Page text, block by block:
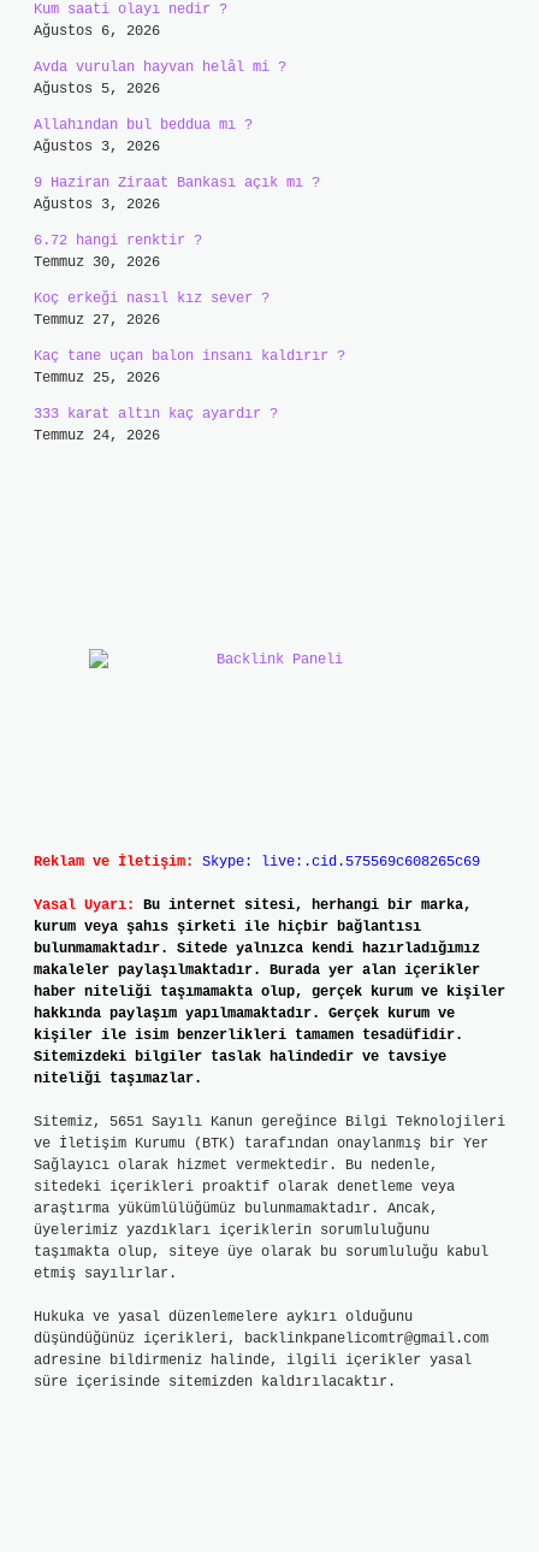
Kum saati olayı nedir ?
Ağustos 6, 2026
Avda vurulan hayvan helâl mi ?
Ağustos 5, 2026
Allahından bul beddua mı ?
Ağustos 3, 2026
9 Haziran Ziraat Bankası açık mı ?
Ağustos 3, 2026
6.72 hangi renktir ?
Temmuz 30, 2026
Koç erkeği nasıl kız sever ?
Temmuz 27, 2026
Kaç tane uçan balon insanı kaldırır ?
Temmuz 25, 2026
333 karat altın kaç ayardır ?
Temmuz 24, 2026
Reklam ve İletişim: Skype: live:.cid.575569c608265c69
Yasal Uyarı:
Bu internet sitesi, herhangi bir marka,
kurum veya şahıs şirketi ile hiçbir bağlantısı
bulunmamaktadır. Sitede yalnızca kendi hazırladığımız
makaleler paylaşılmaktadır. Burada yer alan içerikler
haber niteliği taşımamakta olup, gerçek kurum ve kişiler
hakkında paylaşım yapılmamaktadır. Gerçek kurum ve
kişiler ile isim benzerlikleri tamamen tesadüfidir.
Sitemizdeki bilgiler taslak halindedir ve tavsiye
niteliği taşımazlar.
Sitemiz, 5651 Sayılı Kanun gereğince Bilgi Teknolojileri
ve İletişim Kurumu (BTK) tarafından onaylanmış bir Yer
Sağlayıcı olarak hizmet vermektedir. Bu nedenle,
sitedeki içerikleri proaktif olarak denetleme veya
araştırma yükümlülüğümüz bulunmamaktadır. Ancak,
üyelerimiz yazdıkları içeriklerin sorumluluğunu
taşımakta olup, siteye üye olarak bu sorumluluğu kabul
etmiş sayılırlar.
Hukuka ve yasal düzenlemelere aykırı olduğunu
düşündüğünüz içerikleri, backlinkpanelicomtr@gmail.com
adresine bildirmeniz halinde, ilgili içerikler yasal
süre içerisinde sitemizden kaldırılacaktır.